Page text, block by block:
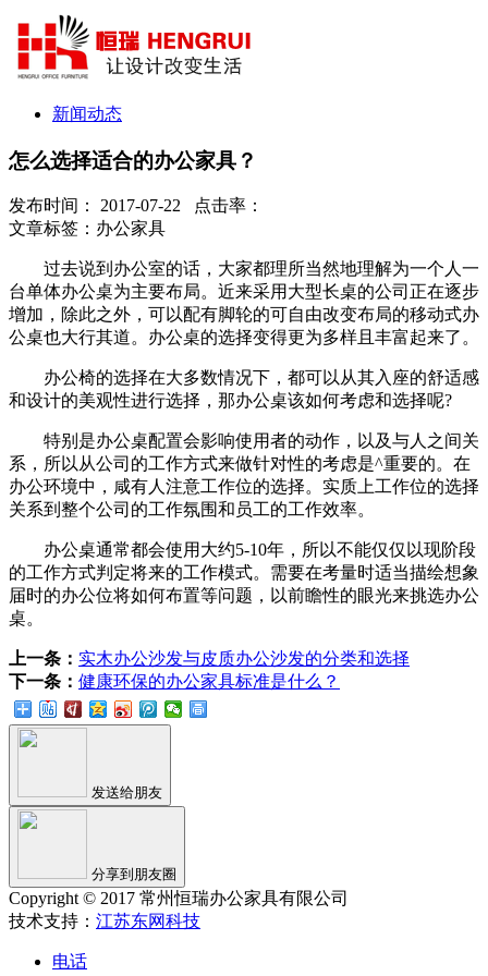
新闻动态
怎么选择适合的办公家具？
发布时间： 2017-07-22 点击率：
文章标签：办公家具
过去说到办公室的话，大家都理所当然地理解为一个人一
台单体办公桌为主要布局。近来采用大型长桌的公司正在逐步
增加，除此之外，可以配有脚轮的可自由改变布局的移动式办
公桌也大行其道。办公桌的选择变得更为多样且丰富起来了。
办公椅的选择在大多数情况下，都可以从其入座的舒适感
和设计的美观性进行选择，那办公桌该如何考虑和选择呢?
特别是办公桌配置会影响使用者的动作，以及与人之间关
系，所以从公司的工作方式来做针对性的考虑是^重要的。在
办公环境中，咸有人注意工作位的选择。实质上工作位的选择
关系到整个公司的工作氛围和员工的工作效率。
办公桌通常都会使用大约5-10年，所以不能仅仅以现阶段
的工作方式判定将来的工作模式。需要在考量时适当描绘想象
届时的办公位将如何布置等问题，以前瞻性的眼光来挑选办公
桌。
上一条： 实木办公沙发与皮质办公沙发的分类和选择
下一条： 健康环保的办公家具标准是什么？
发送给朋友
分享到朋友圈
Copyright © 2017 常州恒瑞办公家具有限公司
技术支持： 江苏东网科技
电话